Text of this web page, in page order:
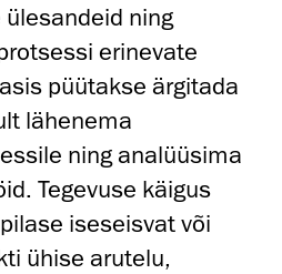
ning
erinevate
püütakse ärgitada
lähenema
ning analüüsima
Tegevuse käigus
iseseisvat või
ühise arutelu,